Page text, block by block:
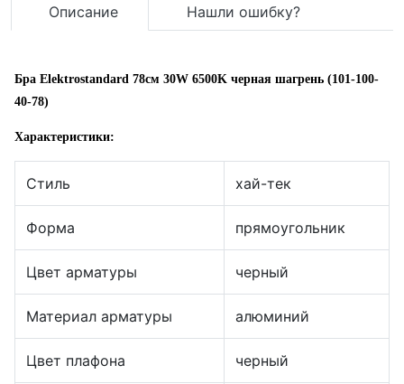
Описание Нашли ошибку?
Бра Elektrostandard 78см 30W 6500K черная шагрень (101-100-
40-78)
Характеристики:
Стиль хай-тек
Форма прямоугольник
Цвет арматуры черный
Материал арматуры алюминий
Цвет плафона черный